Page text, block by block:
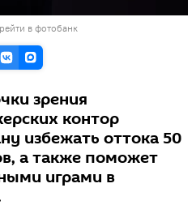
в фотобанк
зрения
контор
избежать оттока 50
а также поможет
играми в